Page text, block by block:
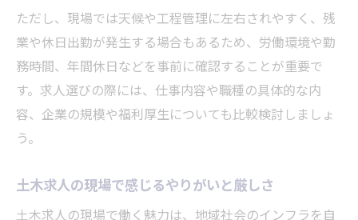
ただし、現場では天候や工程管理に左右されやすく、残
業や休日出勤が発生する場合もあるため、労働環境や勤
務時間、年間休日などを事前に確認することが重要で
す。求人選びの際には、仕事内容や職種の具体的な内
容、企業の規模や福利厚生についても比較検討しましょ
う。
土木求人の現場で感じるやりがいと厳しさ